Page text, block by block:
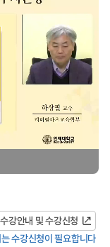
수강안내 및 수강신청
수강신청이 필요합니다